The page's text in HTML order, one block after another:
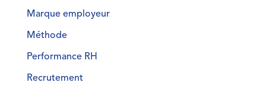
Marque employeur
Méthode
Performance RH
Recrutement